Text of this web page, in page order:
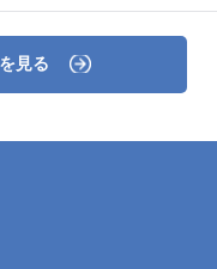
見る